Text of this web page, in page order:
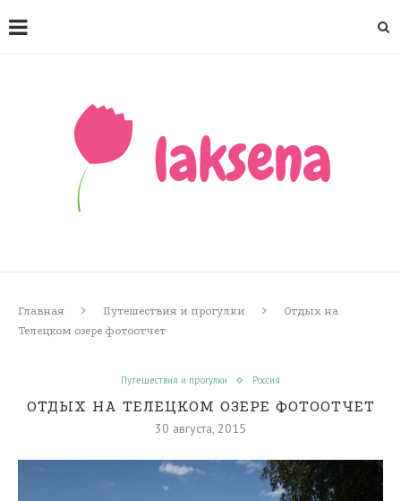
Главная Путешествия и прогулки
Отдых на
Телецком озере фотоотчет
Путешествия и прогулки Россия
ОТДЫХ НА ТЕЛЕЦКОМ ОЗЕРЕ ФОТООТЧЕТ
30 августа, 2015